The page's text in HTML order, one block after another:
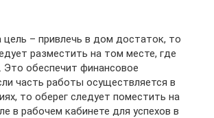
цель – привлечь в дом достаток, то
разместить на том месте, где
Это обеспечит финансовое
часть работы осуществляется в
то оберег следует поместить на
в рабочем кабинете для успехов в